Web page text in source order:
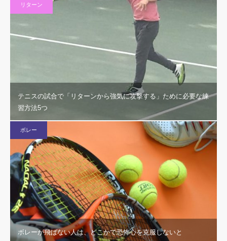
リターン
テニスの試合で「リターンから強気に攻撃する」ために必要な練
習方法5つ
ボレー
ボレーが飛ばない人は、どこかで恐怖心を克服しないと